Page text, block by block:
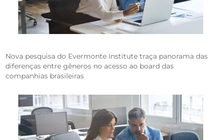
Nova pesquisa do Evermonte Institute traça panorama das
diferenças entre gêneros no acesso ao board das
companhias brasileiras